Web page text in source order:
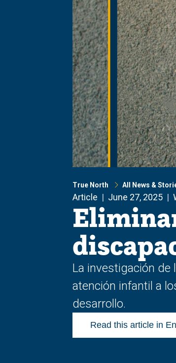
True North All News &
Article June 27, 2025
La investigación
atención infantil a
desarrollo.
Read this article in